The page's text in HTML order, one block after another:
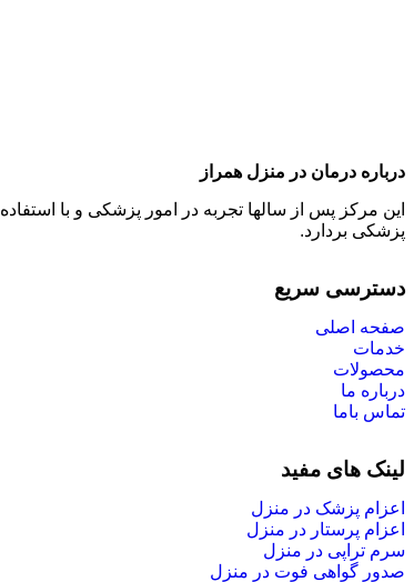
درباره درمان در منزل همراز
این مرکز پس از سالها تجربه در امور پزشکی و با
پزشکی بردارد.
دسترسی سریع
صفحه اصلی
خدمات
محصولات
درباره ما
تماس باما
لینک های مفید
اعزام پزشک در منزل
اعزام پرستار در منزل
سرم تراپی در منزل
صدور گواهی فوت در منزل